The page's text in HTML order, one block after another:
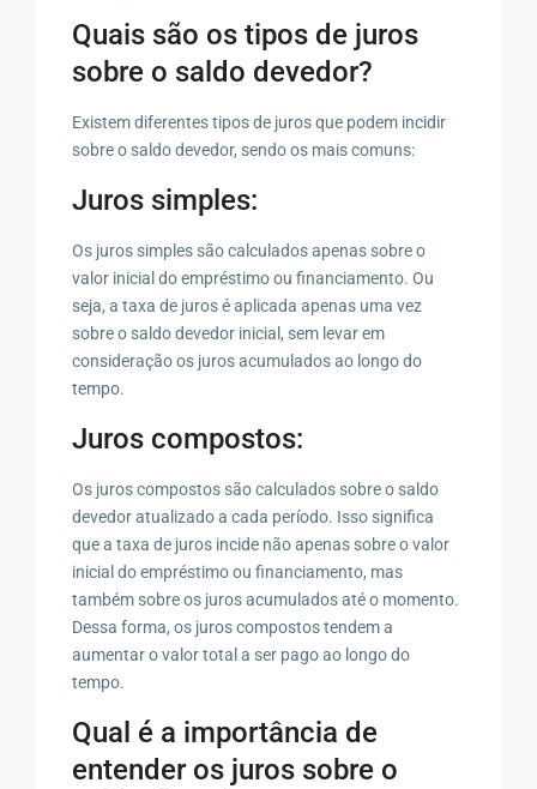
Quais são os tipos de juros
sobre o saldo devedor?
Existem diferentes tipos de juros que podem incidir
sobre o saldo devedor, sendo os mais comuns:
Juros simples:
Os juros simples são calculados apenas sobre o
valor inicial do empréstimo ou financiamento. Ou
seja, a taxa de juros é aplicada apenas uma vez
sobre o saldo devedor inicial, sem levar em
consideração os juros acumulados ao longo do
tempo.
Juros compostos:
Os juros compostos são calculados sobre o saldo
devedor atualizado a cada período. Isso significa
que a taxa de juros incide não apenas sobre o valor
inicial do empréstimo ou financiamento, mas
também sobre os juros acumulados até o momento.
Dessa forma, os juros compostos tendem a
aumentar o valor total a ser pago ao longo do
tempo.
Qual é a importância de
entender os juros sobre o